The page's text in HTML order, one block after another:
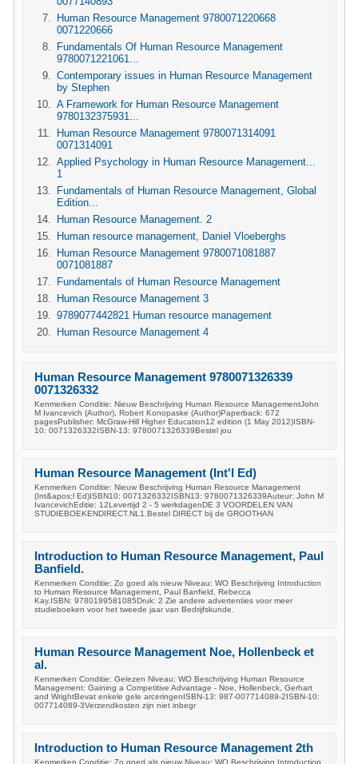
Human Resource Management 9780071220668
0071220666
Fundamentals Of Human Resource Management
9780071221061...
Contemporary issues in Human Resource Management
by Stephen
A Framework for Human Resource Management
9780132375931...
Human Resource Management 9780071314091
0071314091
Applied Psychology in Human Resource Management...
1
Fundamentals of Human Resource Management, Global
Edition...
Human Resource Management. 2
Human resource management, Daniel Vloeberghs
Human Resource Management 9780071081887
0071081887
Fundamentals of Human Resource Management
Human Resource Management 3
9789077442821 Human resource management
Human Resource Management 4
Human Resource Management 9780071326339
0071326332
Kenmerken Conditie: Nieuw Beschrijving Human Resource ManagementJohn
M Ivancevich (Author), Robert Konopaske (Author)Paperback: 672
pagesPublisher: McGraw-Hill Higher Education12 edition (1 May 2012)ISBN-
10: 0071326332ISBN-13: 9780071326339Bestel jou
Human Resource Management (Int'l Ed)
Kenmerken Conditie: Nieuw Beschrijving Human Resource Management
(Int&apos;l Ed)ISBN10: 0071326332ISBN13: 9780071326339Auteur: John M
IvancevichEditie: 12Levertijd 2 - 5 werkdagenDE 3 VOORDELEN VAN
STUDIEBOEKENDIRECT.NL1.Bestel DIRECT bij de GROOTHAN
Introduction to Human Resource Management, Paul
Banfield.
Kenmerken Conditie: Zo goed als nieuw Niveau: WO Beschrijving Introduction
to Human Resource Management, Paul Banfield, Rebecca
Kay.ISBN: 9780199581085Druk: 2 Zie andere advertenties voor meer
studieboeken voor het tweede jaar van Bedrijfskunde.
Human Resource Management Noe, Hollenbeck et
al.
Kenmerken Conditie: Gelezen Niveau: WO Beschrijving Human Resource
Management: Gaining a Competitive Advantage - Noe, Hollenbeck, Gerhart
and WrightBevat enkele gele arceringenISBN-13: 987-007714089-2ISBN-10:
007714089-3Verzendkosten zijn niet inbegr
Introduction to Human Resource Management 2th